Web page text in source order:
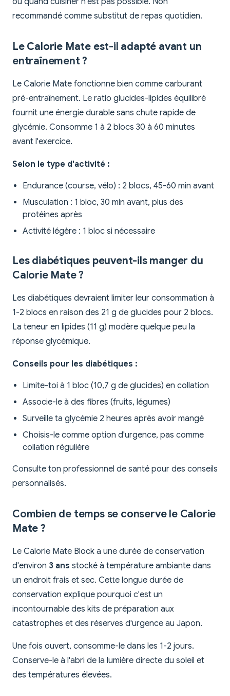
recommandé comme substitut de repas quotidien.
Le Calorie Mate est-il adapté avant un
entraînement ?
Le Calorie Mate fonctionne bien comme carburant
pré-entraînement. Le ratio glucides-lipides équilibré
fournit une énergie durable sans chute rapide de
glycémie. Consomme 1 à 2 blocs 30 à 60 minutes
avant l'exercice.
Selon le type d'activité :
Endurance (course, vélo) : 2 blocs, 45-60 min avant
Musculation : 1 bloc, 30 min avant, plus des
protéines après
Activité légère : 1 bloc si nécessaire
Les diabétiques peuvent-ils manger du
Calorie Mate ?
Les diabétiques devraient limiter leur consommation à
1-2 blocs en raison des 21 g de glucides pour 2 blocs.
La teneur en lipides (11 g) modère quelque peu la
réponse glycémique.
Conseils pour les diabétiques :
Limite-toi à 1 bloc (10,7 g de glucides) en collation
Associe-le à des fibres (fruits, légumes)
Surveille ta glycémie 2 heures après avoir mangé
Choisis-le comme option d'urgence, pas comme
collation régulière
Consulte ton professionnel de santé pour des conseils
personnalisés.
Combien de temps se conserve le Calorie
Mate ?
Le Calorie Mate Block a une durée de conservation
d'environ 3 ans stocké à température ambiante dans
un endroit frais et sec. Cette longue durée de
conservation explique pourquoi c'est un
incontournable des kits de préparation aux
catastrophes et des réserves d'urgence au Japon.
Une fois ouvert, consomme-le dans les 1-2 jours.
Conserve-le à l'abri de la lumière directe du soleil et
des températures élevées.